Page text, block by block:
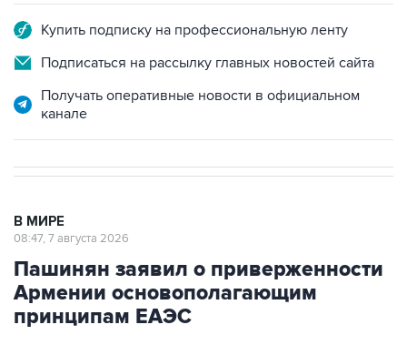
Купить подписку на профессиональную ленту
Подписаться на рассылку главных новостей сайта
Получать оперативные новости в официальном
канале
В МИРЕ
08:47, 7 августа 2026
Пашинян заявил о приверженности
Армении основополагающим
принципам ЕАЭС